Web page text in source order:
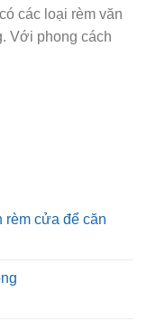
các loại rèm văn
Với phong cách
rèm cửa để căn